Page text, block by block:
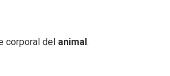
corporal del animal .